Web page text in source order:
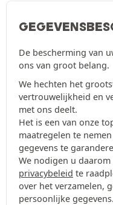
De bescherming van
ons van groot belang.
We hechten het
vertrouwelijkheid en
met ons deelt.
Het is een van onze
maatregelen te
gegevens te
We nodigen u
privacybeleid te
over het verzamelen,
persoonlijke gegevens.